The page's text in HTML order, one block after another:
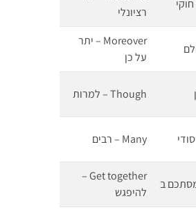
רציונלי
Moreover – יתר
על כן
Though – למרות
Many – רבים
Get together –
להיפגש